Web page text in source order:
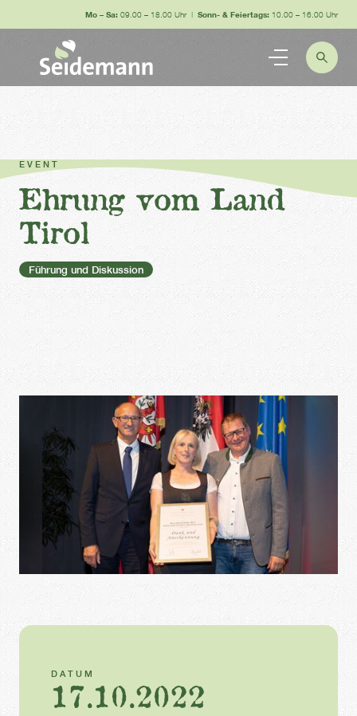
Mo – Sa: 09.00 – 18.00 Uhr | Sonn- & Feiertags: 10.00 – 16.00 Uhr
EVENT
Ehrung vom Land
Tirol
Führung und Diskussion
DATUM
17.10.2022